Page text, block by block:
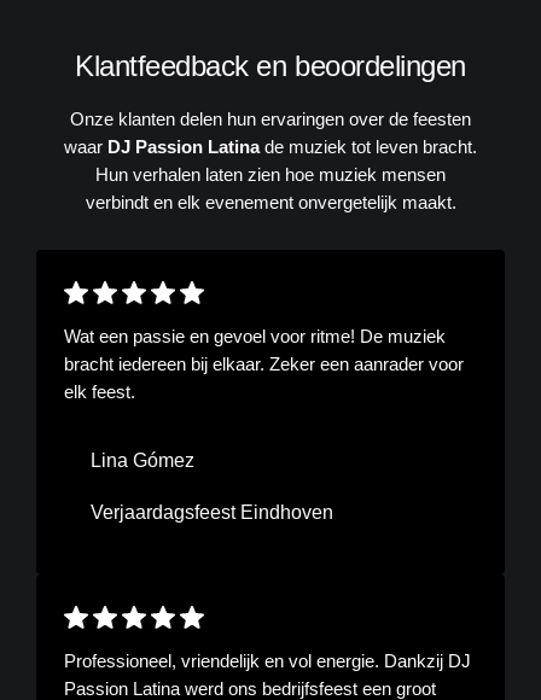
Klantfeedback en beoordelingen
Onze klanten delen hun ervaringen over de feesten
waar DJ Passion Latinade muziek tot leven bracht.
Hun verhalen laten zien hoe muziek mensen
verbindt en elk evenement onvergetelijk maakt.
Wat een passie en gevoel voor ritme! De muziek
bracht iedereen bij elkaar. Zeker een aanrader voor
elk feest.
Lina Gómez
Verjaardagsfeest Eindhoven
Professioneel, vriendelijk en vol energie. Dankzij DJ
Passion Latina werd ons bedrijfsfeest een groot